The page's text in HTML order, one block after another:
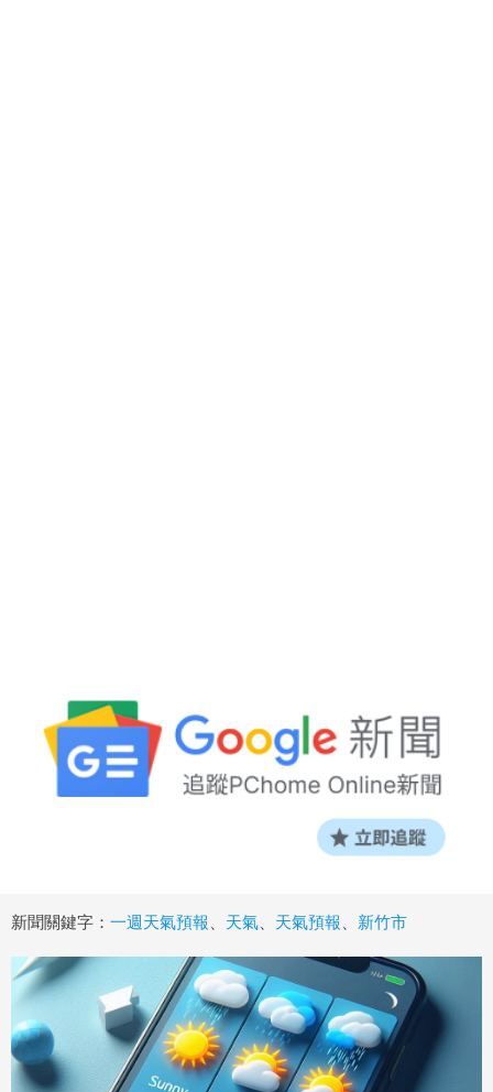
新聞關鍵字： 一週天氣預報 天氣 天氣預報 新竹市